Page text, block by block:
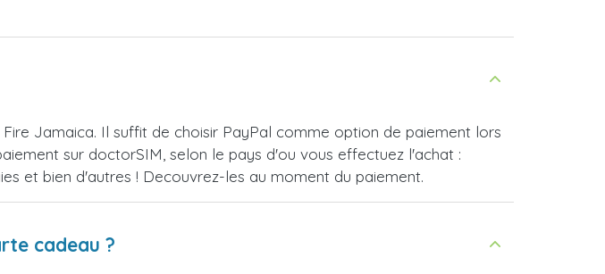
Jamaica. Il suffit de choisir PayPal comme option de paiement lors
sur doctorSIM, selon le pays d'ou vous effectuez l'achat :
et bien d'autres ! Decouvrez-les au moment du paiement.
cadeau ?